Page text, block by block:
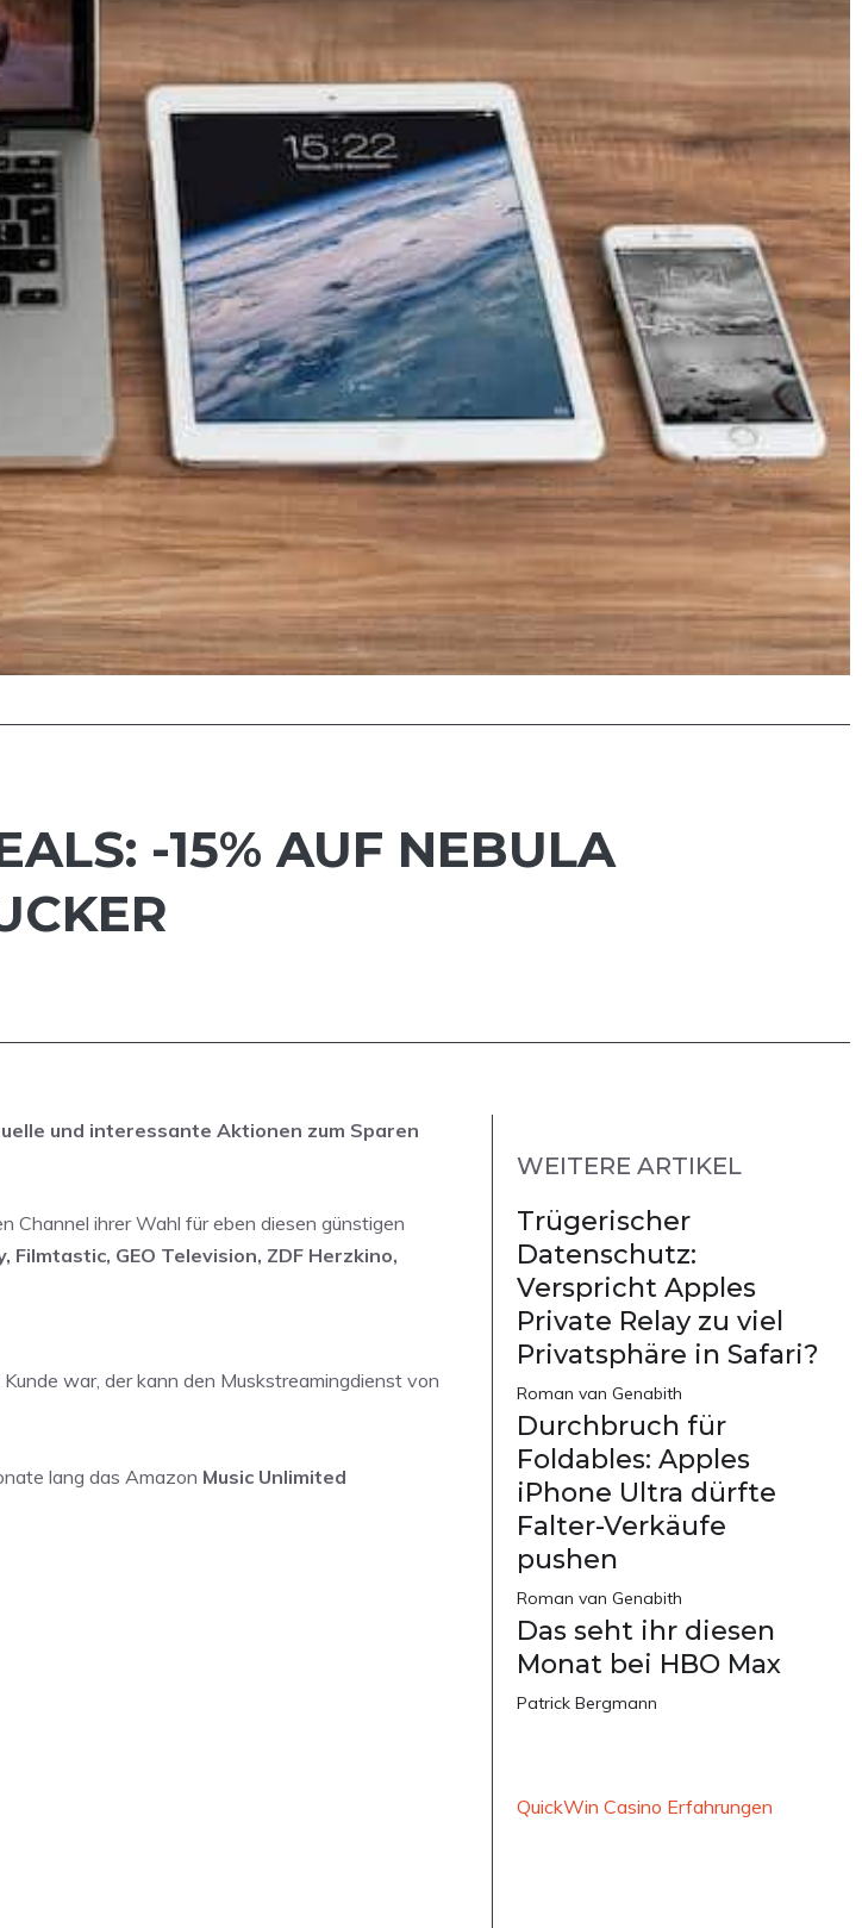
-15% AUF NEBULA
und interessante Aktionen zum Sparen
Channel ihrer Wahl für eben diesen günstigen
Filmtastic, GEO Television, ZDF Herzkino,
war, der kann den Muskstreamingdienst von
lang das Amazon Music Unlimited
WEITERE ARTIKEL
Trügerischer
Datenschutz:
Verspricht Apples
Private Relay zu viel
Privatsphäre in Safari?
Roman van Genabith
Durchbruch für
Foldables: Apples
iPhone Ultra dürfte
Falter-Verkäufe
pushen
Roman van Genabith
Das seht ihr diesen
Monat bei HBO Max
Patrick Bergmann
QuickWin Casino Erfahrungen